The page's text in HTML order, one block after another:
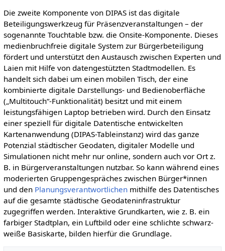
Die zweite Komponente von DIPAS ist das digitale
Beteiligungswerkzeug für Präsenzveranstaltungen – der
sogenannte Touchtable bzw. die Onsite-Komponente. Dieses
medienbruchfreie digitale System zur Bürgerbeteiligung
fördert und unterstützt den Austausch zwischen Experten und
Laien mit Hilfe von datengestützten Stadtmodellen. Es
handelt sich dabei um einen mobilen Tisch, der eine
kombinierte digitale Darstellungs- und Bedienoberfläche
(„Multitouch“-Funktionalität) besitzt und mit einem
leistungsfähigen Laptop betrieben wird. Durch den Einsatz
einer speziell für digitale Datentische entwickelten
Kartenanwendung (DIPAS-Tableinstanz) wird das ganze
Potenzial städtischer Geodaten, digitaler Modelle und
Simulationen nicht mehr nur online, sondern auch vor Ort z.
B. in Bürgerveranstaltungen nutzbar. So kann während eines
moderierten Gruppengespräches zwischen Bürger*innen
und den Planungsverantwortlichenmithilfe des Datentisches
auf die gesamte städtische Geodateninfrastruktur
zugegriffen werden. Interaktive Grundkarten, wie z. B. ein
farbiger Stadtplan, ein Luftbild oder eine schlichte schwarz-
weiße Basiskarte, bilden hierfür die Grundlage.